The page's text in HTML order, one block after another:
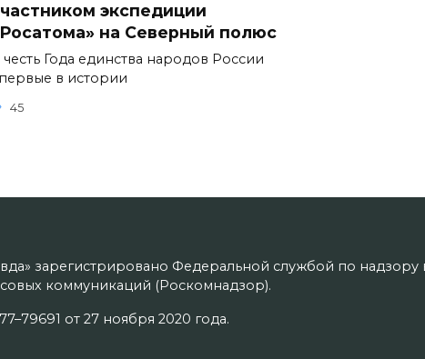
экспедиции
на Северный полюс
честь Года единства народов России
в истории
45
зарегистрировано Федеральной службой по надзору
коммуникаций (Роскомнадзор).
от 27 ноября 2020 года.